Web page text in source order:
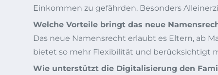
Einkommen zu gefährden. Besonders
Welche Vorteile bringt das neue
Das neue Namensrecht erlaubt es Eltern, ab
bietet so mehr Flexibilität und berücksichtigt
Wie unterstützt die Digitalisierung den